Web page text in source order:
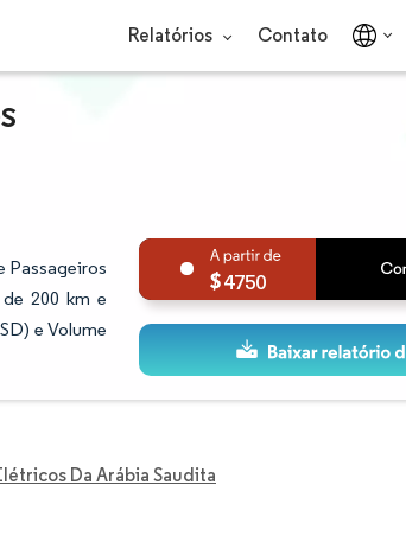
Relatórios Contato
Passageiros
200 km e
e Volume
4750
Da Arábia Saudita